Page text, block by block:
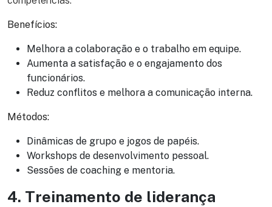
Benefícios:
Melhora a colaboração e o trabalho em equipe.
Aumenta a satisfação e o engajamento dos
funcionários.
Reduz conflitos e melhora a comunicação interna.
Métodos:
Dinâmicas de grupo e jogos de papéis.
Workshops de desenvolvimento pessoal.
Sessões de coaching e mentoria.
4. Treinamento de liderança